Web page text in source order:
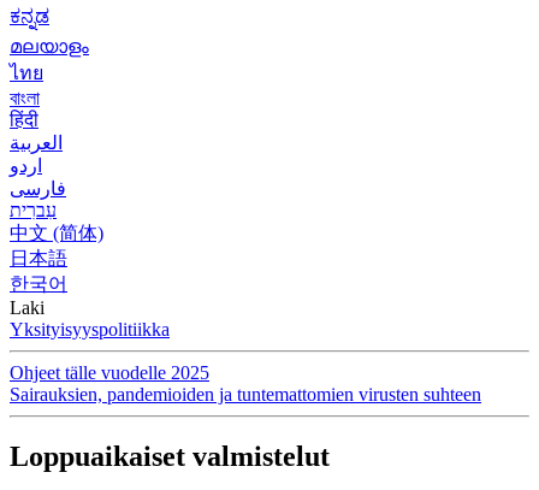
ಕನ್ನಡ
മലയാളം
ไทย
বাংলা
हिंदी
العربية
اردو
فارسی
עִברִית
中文 (简体)
日本語
한국어
Laki
Yksityisyyspolitiikka
Ohjeet tälle vuodelle 2025
Sairauksien, pandemioiden ja tuntemattomien virusten suhteen
Loppuaikaiset valmistelut